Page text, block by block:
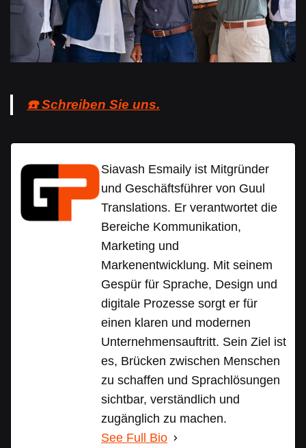
☎️ Schreiben Sie uns.
Siavash Esmaily ist Mitgründer
und Geschäftsführer von Guul
Translations. Er verantwortet die
Bereiche Kommunikation,
Marketing und
Markenentwicklung. Mit seinem
Gespür für Sprache, Design und
digitale Prozesse sorgt er für
einen klaren und modernen
Unternehmensauftritt. Sein Ziel ist
es, Brücken zwischen Menschen
zu schaffen und Sprachlösungen
sichtbar, verständlich und
zugänglich zu machen.
See Full Bio